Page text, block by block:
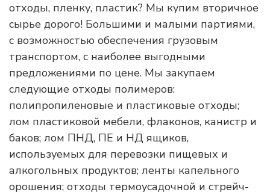
отходы, пленку, пластик? Мы купим вторичное
сырье дорого! Большими и малыми партиями,
с возможностью обеспечения грузовым
транспортом, с наиболее выгодными
предложениями по цене. Мы закупаем
следующие отходы полимеров:
полипропиленовые и пластиковые отходы;
лом пластиковой мебели, флаконов, канистр и
баков; лом ПНД, ПЕ и НД ящиков,
используемых для перевозки пищевых и
алкогольных продуктов; ленты капельного
орошения; отходы термоусадочной и стрейч-